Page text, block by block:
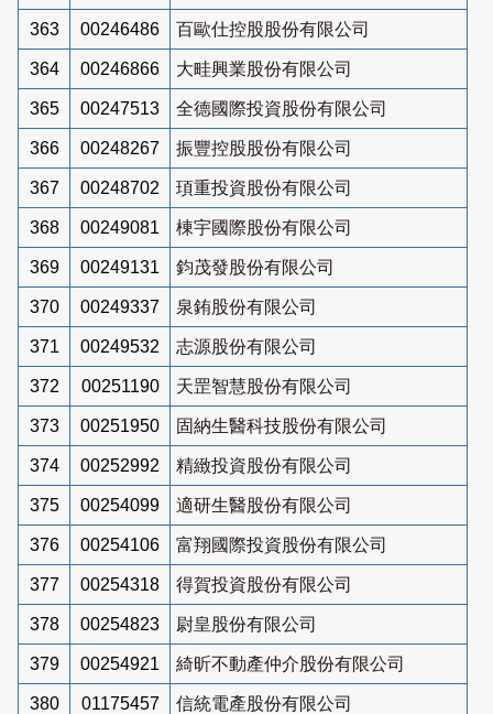
363 00246486 百歐仕控股股份有限公司
364 00246866 大畦興業股份有限公司
365 00247513 全德國際投資股份有限公司
366 00248267 振豐控股股份有限公司
367 00248702 頊重投資股份有限公司
368 00249081 棟宇國際股份有限公司
369 00249131 鈞茂發股份有限公司
370 00249337 泉銪股份有限公司
371 00249532 志源股份有限公司
372 00251190 天罡智慧股份有限公司
373 00251950 固納生醫科技股份有限公司
374 00252992 精緻投資股份有限公司
375 00254099 適研生醫股份有限公司
376 00254106 富翔國際投資股份有限公司
377 00254318 得賀投資股份有限公司
378 00254823 尉皇股份有限公司
379 00254921 綺昕不動產仲介股份有限公司
380 01175457 信統電產股份有限公司